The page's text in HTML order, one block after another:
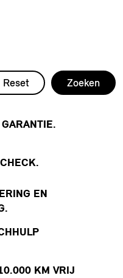
Zoeken
Reset
EN
KM VRIJ